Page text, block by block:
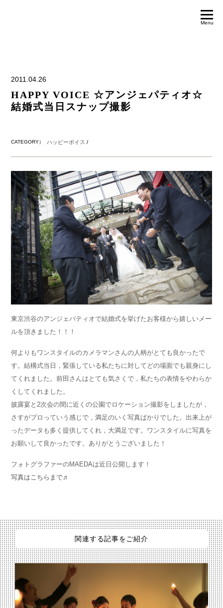
Menu
2011.04.26
HAPPY VOICE ☆アンジェパティオ☆
結婚式当日スナップ撮影
CATEGORY） ハッピーボイス /
東京渋谷のアンジェパティオで結婚式を挙げたお客様から嬉しいメー
ルを頂きました！！！
何よりもワンスタイルのカメラマンさんの人柄がとても良かったで
す。結構式当日，緊張している私たちに対してどの場面でも親身にし
てくれました。前田さんはとても気さくで，私たちの表情をやわらか
くしてくれました。
披露宴と2次会の間に近くの公園でロケーション撮影をしましたが，
さすがプロっていう感じで，満足のいく写真ばかりでした。出来上が
ったデータも多く提供してくれ，大満足です。ワンスタイルに写真を
お願いして良かったです。ありがとうございました！
フォトグラファーのMAEDAは近日公開します！
写真はこちらまで♬
関連する記事をご紹介